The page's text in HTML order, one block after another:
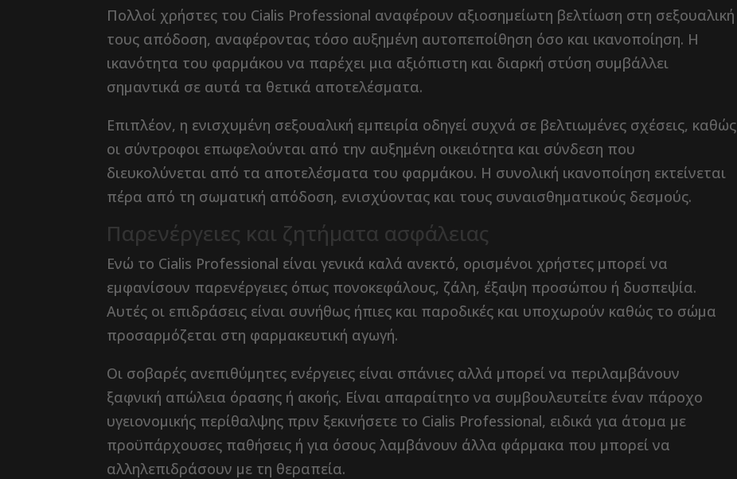
Πολλοί χρήστες του Cialis Professional αναφέρουν αξιοσημείωτη βελτίωση στη σεξουαλική
τους απόδοση, αναφέροντας τόσο αυξημένη αυτοπεποίθηση όσο και ικανοποίηση. Η
ικανότητα του φαρμάκου να παρέχει μια αξιόπιστη και διαρκή στύση συμβάλλει
σημαντικά σε αυτά τα θετικά αποτελέσματα.
Επιπλέον, η ενισχυμένη σεξουαλική εμπειρία οδηγεί συχνά σε βελτιωμένες σχέσεις, καθώς
οι σύντροφοι επωφελούνται από την αυξημένη οικειότητα και σύνδεση που
διευκολύνεται από τα αποτελέσματα του φαρμάκου. Η συνολική ικανοποίηση εκτείνεται
πέρα ​​από τη σωματική απόδοση, ενισχύοντας και τους συναισθηματικούς δεσμούς.
Παρενέργειες και ζητήματα ασφάλειας
Ενώ το Cialis Professional είναι γενικά καλά ανεκτό, ορισμένοι χρήστες μπορεί να
εμφανίσουν παρενέργειες όπως πονοκεφάλους, ζάλη, έξαψη προσώπου ή δυσπεψία.
Αυτές οι επιδράσεις είναι συνήθως ήπιες και παροδικές και υποχωρούν καθώς το σώμα
προσαρμόζεται στη φαρμακευτική αγωγή.
Οι σοβαρές ανεπιθύμητες ενέργειες είναι σπάνιες αλλά μπορεί να περιλαμβάνουν
ξαφνική απώλεια όρασης ή ακοής. Είναι απαραίτητο να συμβουλευτείτε έναν πάροχο
υγειονομικής περίθαλψης πριν ξεκινήσετε το Cialis Professional, ειδικά για άτομα με
προϋπάρχουσες παθήσεις ή για όσους λαμβάνουν άλλα φάρμακα που μπορεί να
αλληλεπιδράσουν με τη θεραπεία.